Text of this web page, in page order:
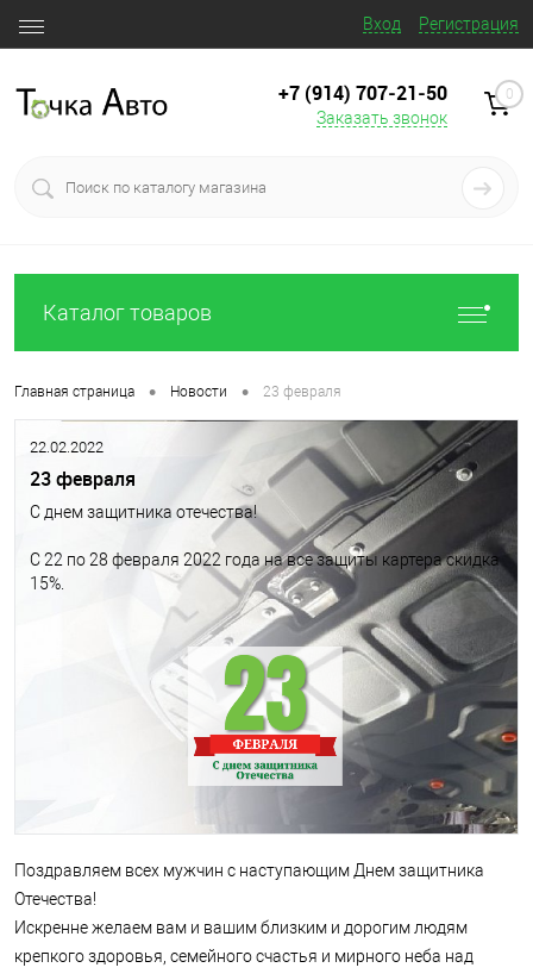
Вход Регистрация
+7 (914) 707‒21‒50
Заказать звонок
0
Каталог товаров
Главная страница • Новости • 23 февраля
22.02.2022
23 февраля
С днем защитника отечества!
С 22 по 28 февраля 2022 года на все защиты картера скидка
15%.
Поздравляем всех мужчин с наступающим Днем защитника
Отечества!
Искренне желаем вам и вашим близким и дорогим людям
крепкого здоровья, семейного счастья и мирного неба над